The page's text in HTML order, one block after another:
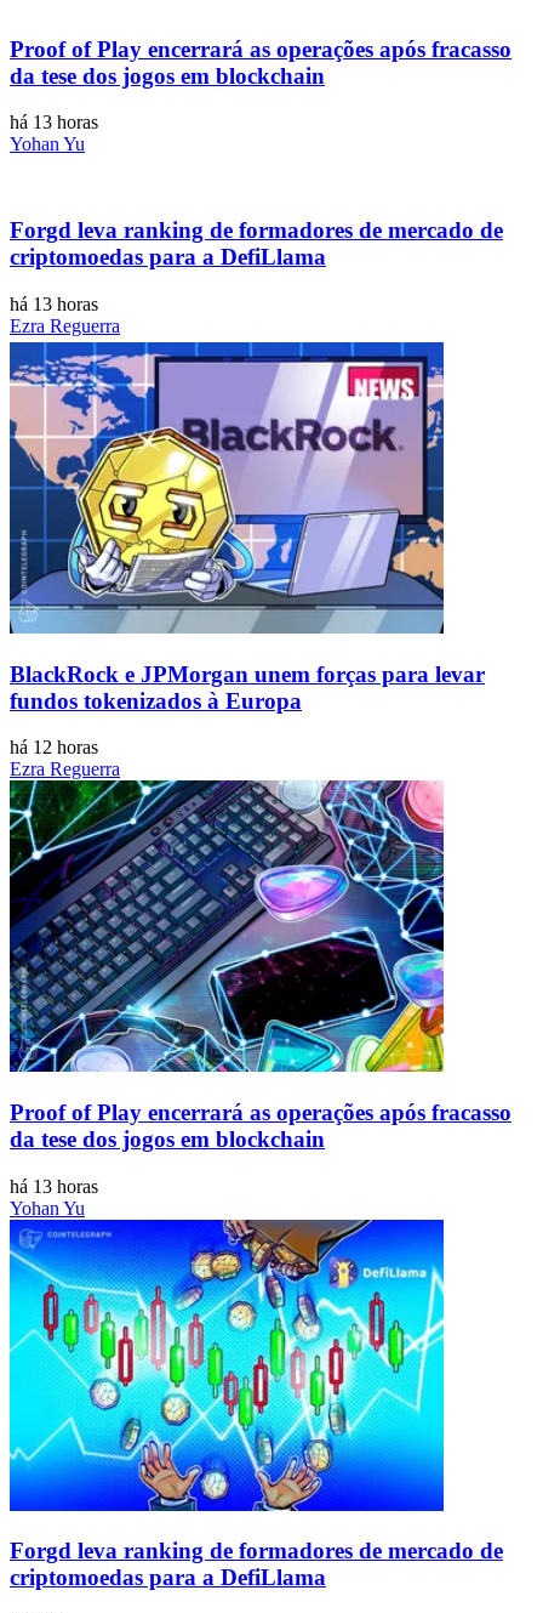
Proof of Play encerrará as operações após fracasso
da tese dos jogos em blockchain
há 13 horas
Yohan Yu
Forgd leva ranking de formadores de mercado de
criptomoedas para a DefiLlama
há 13 horas
Ezra Reguerra
BlackRock e JPMorgan unem forças para levar
fundos tokenizados à Europa
há 12 horas
Ezra Reguerra
Proof of Play encerrará as operações após fracasso
da tese dos jogos em blockchain
há 13 horas
Yohan Yu
Forgd leva ranking de formadores de mercado de
criptomoedas para a DefiLlama